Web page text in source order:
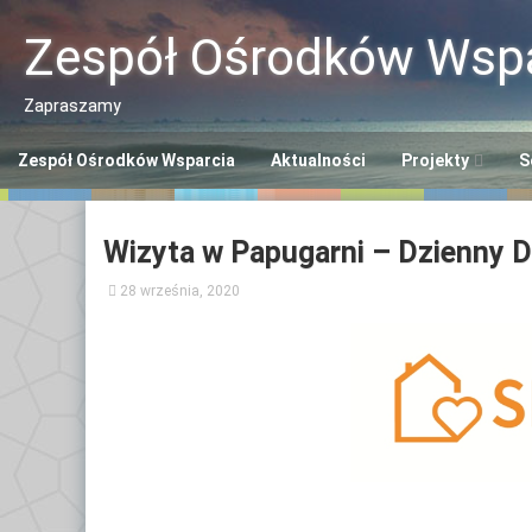
treściZespół Ośrodków
Zapraszamy
Zespół Ośrodków Wsparcia Aktualności Projekty
Seniorzy ASY”
Opaska SOS dla
Polityka
+
Wizyta w Papugarni – Dzienny
28 września, 2020